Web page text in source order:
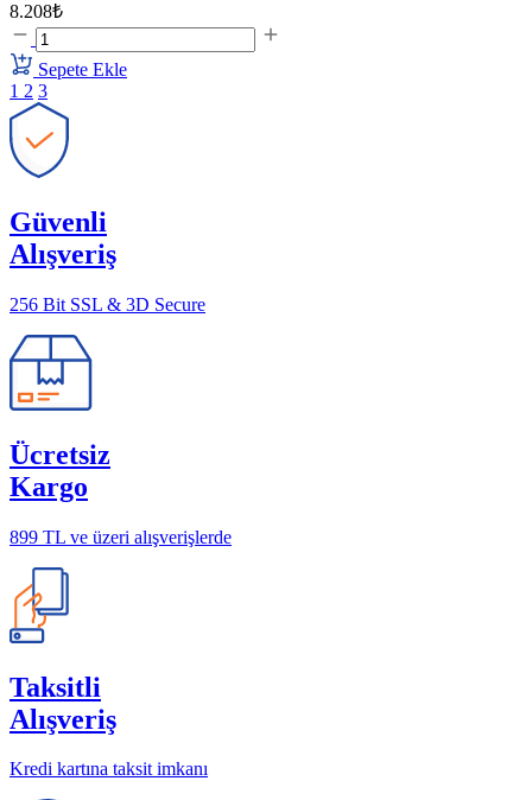
8.208₺
Sepete Ekle
1 2 3
Güvenli
Alışveriş
256 Bit SSL & 3D Secure
Ücretsiz
Kargo
899 TL ve üzeri alışverişlerde
Taksitli
Alışveriş
Kredi kartına taksit imkanı